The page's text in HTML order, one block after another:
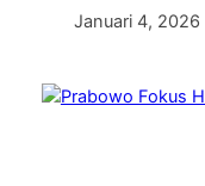
Januari 4, 2026